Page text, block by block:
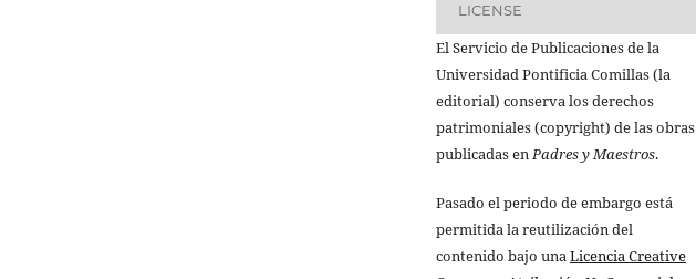
LICENSE
El Servicio de Publicaciones de la
Universidad Pontificia Comillas (la
editorial) conserva los derechos
patrimoniales (copyright) de las obras
publicadas enPadres y Maestros.
Pasado el periodo de embargo está
permitida la reutilización del
contenido bajo unaLicencia Creative